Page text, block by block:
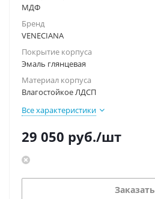
МДФ
Бренд
VENECIANA
Покрытие корпуса
Эмаль глянцевая
Материал корпуса
Влагостойкое ЛДСП
Все характеристики
29 050 руб./шт
Заказать